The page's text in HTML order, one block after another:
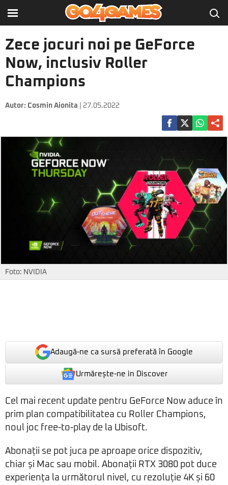
Zece jocuri noi pe GeForce
Now, inclusiv Roller
Champions
Autor: Cosmin Aionita | 27.05.2022
Foto: NVIDIA
Adaugă-ne ca sursă preferată în Google
Urmărește-ne in Discover
Cel mai recent update pentru GeForce Now aduce în
prim plan compatibilitatea cu Roller Champions,
noul joc free-to-play de la Ubisoft.
Abonații se pot juca pe aproape orice dispozitiv,
chiar și Mac sau mobil. Abonații RTX 3080 pot duce
experiența la următorul nivel, cu rezoluție 4K și 60